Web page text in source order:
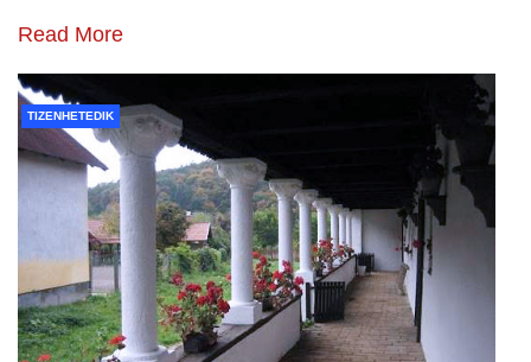
Read More
TIZENHETEDIK